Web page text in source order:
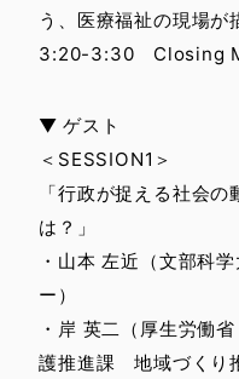
う、医療福祉の現場が
3:20-3:30 Closing
▼ ゲスト
＜SESSION1＞
「行政が捉える社会
は？」
・山本 左近（文部科
ー）
・岸 英二（厚生労働
護推進課 地域づくり